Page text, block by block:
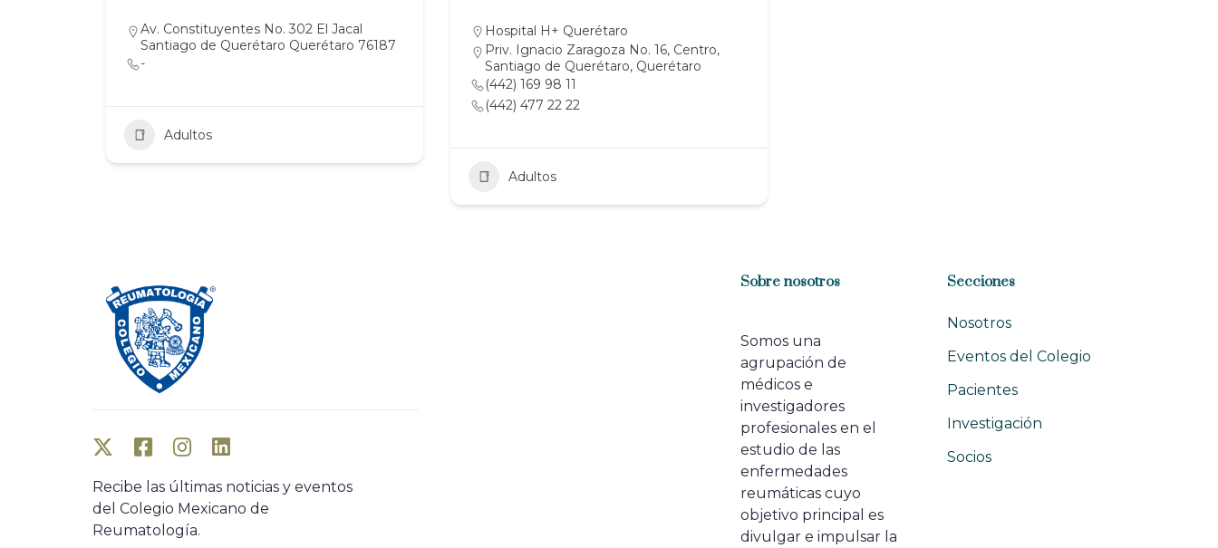
Av. Constituyentes No. 302 El Jacal
Santiago de Querétaro Querétaro 76187
-
Adultos
Hospital H+ Querétaro
Priv. Ignacio Zaragoza No. 16, Centro,
Santiago de Querétaro, Querétaro
(442) 169 98 11
(442) 477 22 22
Adultos
Recibe las últimas noticias y eventos
del Colegio Mexicano de
Reumatología.
Sobre nosotros
Somos una
agrupación de
médicos e
investigadores
profesionales en el
estudio de las
enfermedades
reumáticas cuyo
objetivo principal es
divulgar e impulsar la
Secciones
Nosotros
Eventos del Colegio
Pacientes
Investigación
Socios